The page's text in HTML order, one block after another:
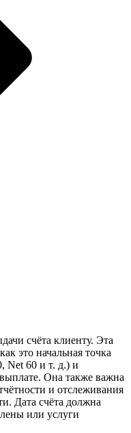
счёта клиенту. Эта
это начальная точка
Net 60 и т. д.) и
Она также важна
и отслеживания
Дата счёта должна
или услуги